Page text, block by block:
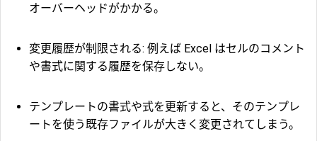
オーバーヘッドがかかる。
変更履歴が制限される: 例えば Excel はセルのコメント
や書式に関する履歴を保存しない。
テンプレートの書式や式を更新すると、そのテンプレ
ートを使う既存ファイルが大きく変更されてしまう。